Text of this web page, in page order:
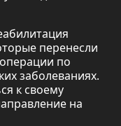
перенесли
по
заболеваниях.
к своему
на